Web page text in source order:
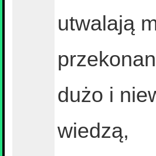
utwalają
dużo i
wiedzą,